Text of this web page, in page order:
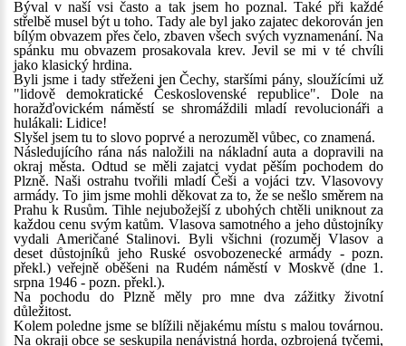
Býval v naší vsi často a tak jsem ho poznal. Také při každé
střelbě musel být u toho. Tady ale byl jako zajatec dekorován jen
bílým obvazem přes čelo, zbaven všech svých vyznamenání. Na
spánku mu obvazem prosakovala krev. Jevil se mi v té chvíli
jako klasický hrdina.
Byli jsme i tady střeženi jen Čechy, staršími pány, sloužícími už
"lidově demokratické Československé republice". Dole na
horažďovickém náměstí se shromáždili mladí revolucionáři a
hulákali: Lidice!
Slyšel jsem tu to slovo poprvé a nerozuměl vůbec, co znamená.
Následujícího rána nás naložili na nákladní auta a dopravili na
okraj města. Odtud se měli zajatci vydat pěším pochodem do
Plzně. Naši ostrahu tvořili mladí Češi a vojáci tzv. Vlasovovy
armády. To jim jsme mohli děkovat za to, že se nešlo směrem na
Prahu k Rusům. Tihle nejubožejší z ubohých chtěli uniknout za
každou cenu svým katům. Vlasova samotného a jeho důstojníky
vydali Američané Stalinovi. Byli všichni (rozuměj Vlasov a
deset důstojníků jeho Ruské osvobozenecké armády - pozn.
překl.) veřejně oběšeni na Rudém náměstí v Moskvě (dne 1.
srpna 1946 - pozn. překl.).
Na pochodu do Plzně měly pro mne dva zážitky životní
důležitost.
Kolem poledne jsme se blížili nějakému místu s malou továrnou.
Na okraji obce se seskupila nenávistná horda, ozbrojená tyčemi,